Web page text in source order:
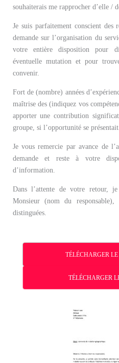
souhaiterais me rapprocher d’elle /
Je suis parfaitement conscient des
demande sur l’organisation du
votre entière disposition pour
éventuelle mutation et pour
convenir.
Fort de (nombre) années
maîtrise des (indiquez vos
apporter une contribution
groupe, si l’opportunité se
Je vous remercie par avance de
demande et reste à votre
d’information.
Dans l’attente de votre retour,
Monsieur (nom du responsable),
distinguées.
TÉLÉCHARGER
TÉLÉCHARGER